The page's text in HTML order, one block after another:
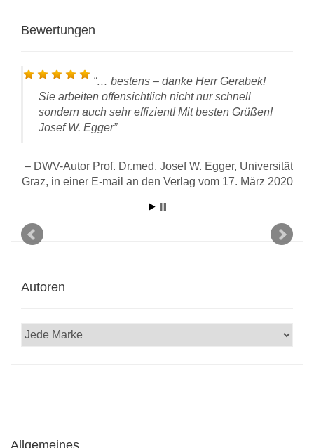
Bewertungen
… bestens – danke Herr Gerabek!
Sie arbeiten offensichtlich nicht nur schnell
sondern auch sehr effizient! Mit besten Grüßen!
Josef W. Egger
DWV-Autor Prof. Dr.med. Josef W. Egger, Universität
Graz, in einer E-mail an den Verlag vom 17. März 2020
Autoren